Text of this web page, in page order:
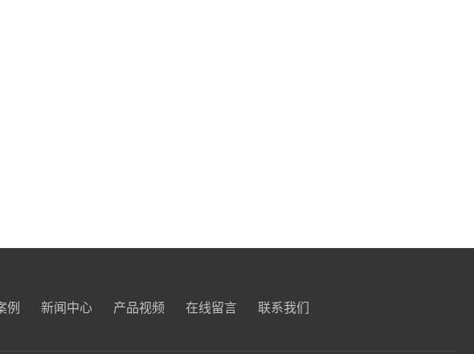
例 新闻中心 产品视频 在线留言 联系我们